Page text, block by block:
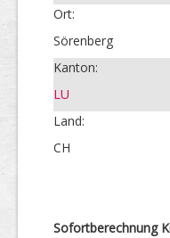
Ort:
Sörenberg
Kanton:
LU
Land:
CH
Sofortberechnung